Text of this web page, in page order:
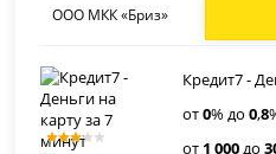
ООО МКК «Бриз»
Кредит7 -
от0% до0,8
от 1 000до